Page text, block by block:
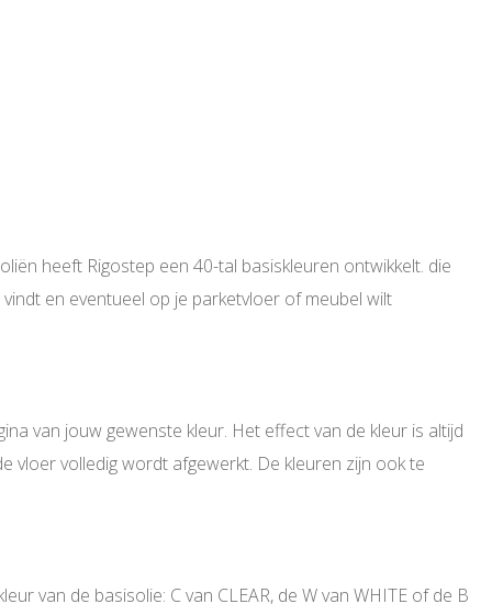
heeft Rigostep een 40-tal basiskleuren ontwikkelt. die
en eventueel op je parketvloer of meubel wilt
van jouw gewenste kleur. Het effect van de kleur is altijd
vloer volledig wordt afgewerkt. De kleuren zijn ook te
van de basisolie: C van CLEAR, de W van WHITE of de B